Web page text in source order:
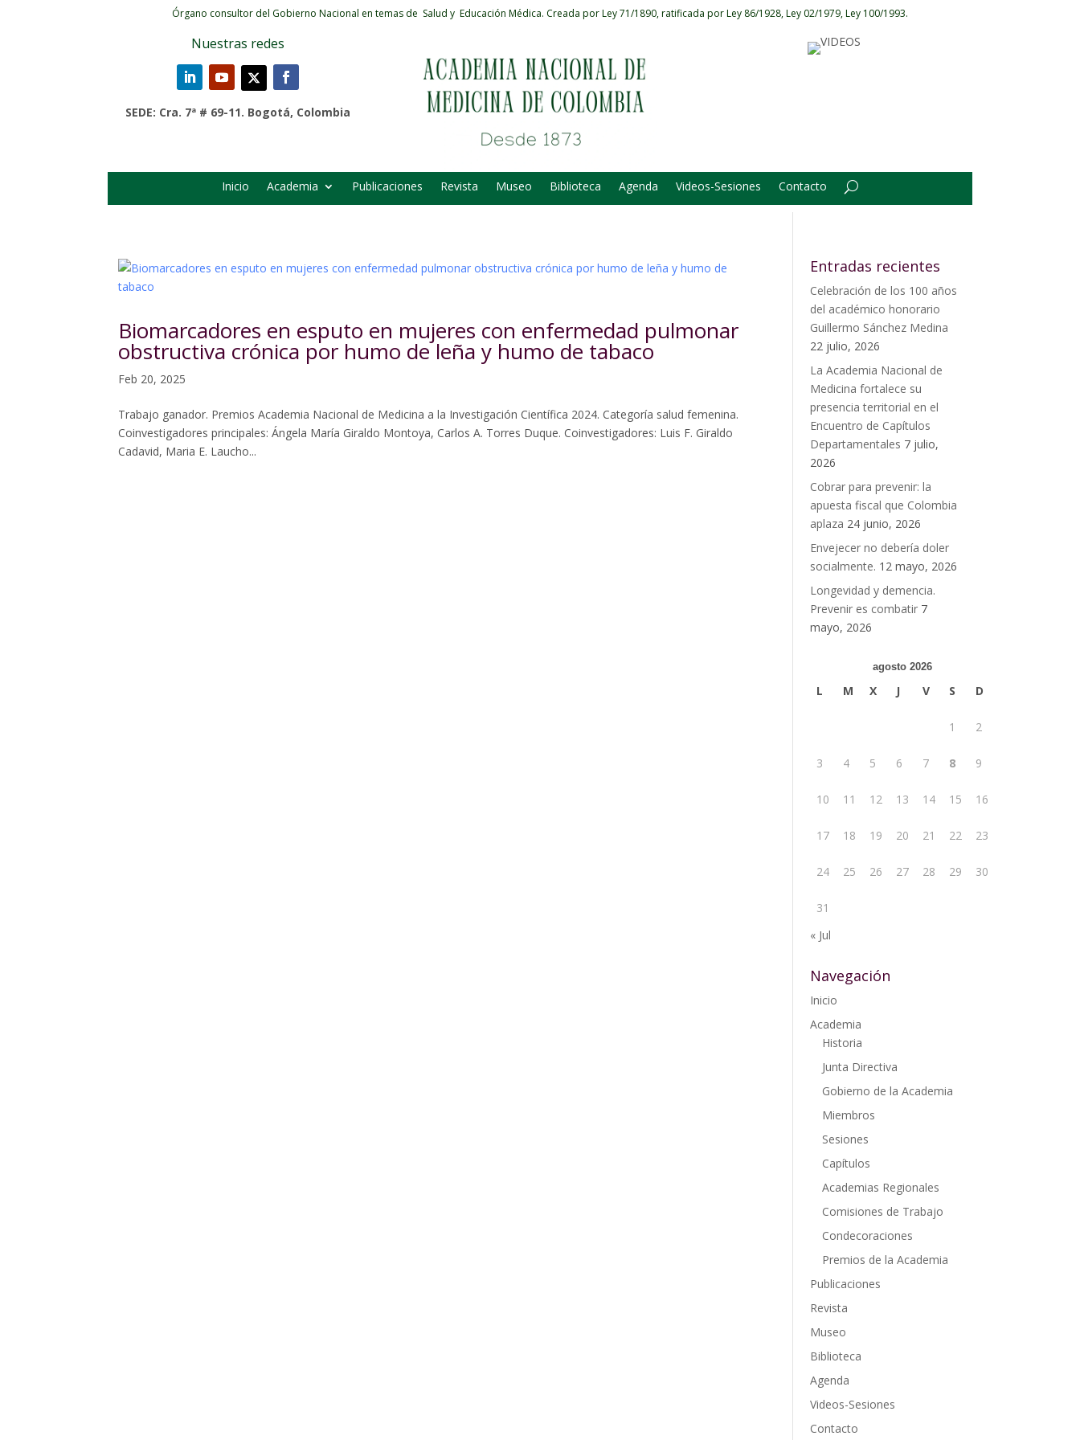
Órgano consultor del Gobierno Nacional en temas de Salud y Educación Médica. Creada por Ley 71/1890, ratificada por Ley 86/1928, Ley 02/1979, Ley 100/1993.
Nuestras redes
SEDE: Cra. 7ª # 69-11. Bogotá, Colombia
Inicio Academia Publicaciones Revista Museo Biblioteca Agenda Videos-Sesiones Contacto
Biomarcadores en esputo en mujeres con enfermedad pulmonar
obstructiva crónica por humo de leña y humo de tabaco
Feb 20, 2025
Trabajo ganador. Premios Academia Nacional de Medicina a la Investigación Científica 2024. Categoría salud femenina.
Coinvestigadores principales: Ángela María Giraldo Montoya, Carlos A. Torres Duque. Coinvestigadores: Luis F. Giraldo
Cadavid, Maria E. Laucho...
Entradas recientes
Celebración de los 100 años
del académico honorario
Guillermo Sánchez Medina
22 julio, 2026
La Academia Nacional de
Medicina fortalece su
presencia territorial en el
Encuentro de Capítulos
Departamentales 7 julio,
2026
Cobrar para prevenir: la
apuesta fiscal que Colombia
aplaza 24 junio, 2026
Envejecer no debería doler
socialmente. 12 mayo, 2026
Longevidad y demencia.
Prevenir es combatir 7
mayo, 2026
agosto 2026
L M X J V S D
1 2
3 4 5 6 7 8 9
10 11 12 13 14 15 16
17 18 19 20 21 22 23
24 25 26 27 28 29 30
31
« Jul
Navegación
Inicio
Academia
Historia
Junta Directiva
Gobierno de la Academia
Miembros
Sesiones
Capítulos
Academias Regionales
Comisiones de Trabajo
Condecoraciones
Premios de la Academia
Publicaciones
Revista
Museo
Biblioteca
Agenda
Videos-Sesiones
Contacto